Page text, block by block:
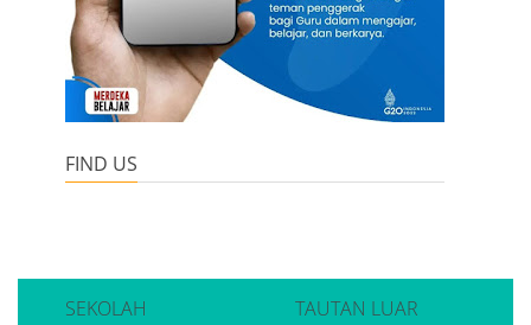
FIND US
SEKOLAH TAUTAN LUAR